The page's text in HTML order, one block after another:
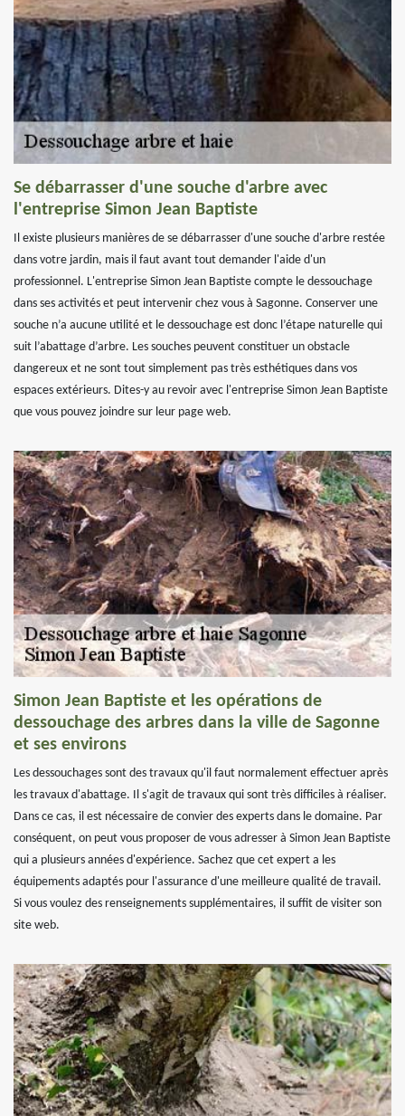
Se débarrasser d'une souche d'arbre avec
l'entreprise Simon Jean Baptiste
Il existe plusieurs manières de se débarrasser d'une souche d'arbre restée
dans votre jardin, mais il faut avant tout demander l'aide d'un
professionnel. L'entreprise Simon Jean Baptiste compte le dessouchage
dans ses activités et peut intervenir chez vous à Sagonne. Conserver une
souche n’a aucune utilité et le dessouchage est donc l’étape naturelle qui
suit l’abattage d’arbre. Les souches peuvent constituer un obstacle
dangereux et ne sont tout simplement pas très esthétiques dans vos
espaces extérieurs. Dites-y au revoir avec l'entreprise Simon Jean Baptiste
que vous pouvez joindre sur leur page web.
Simon Jean Baptiste et les opérations de
dessouchage des arbres dans la ville de Sagonne
et ses environs
Les dessouchages sont des travaux qu'il faut normalement effectuer après
les travaux d'abattage. Il s'agit de travaux qui sont très difficiles à réaliser.
Dans ce cas, il est nécessaire de convier des experts dans le domaine. Par
conséquent, on peut vous proposer de vous adresser à Simon Jean Baptiste
qui a plusieurs années d'expérience. Sachez que cet expert a les
équipements adaptés pour l'assurance d'une meilleure qualité de travail.
Si vous voulez des renseignements supplémentaires, il suffit de visiter son
site web.